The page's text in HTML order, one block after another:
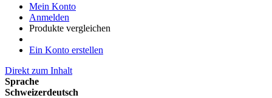
Mein Konto
Anmelden
Produkte vergleichen
Ein Konto erstellen
Direkt zum Inhalt
Sprache
Schweizerdeutsch